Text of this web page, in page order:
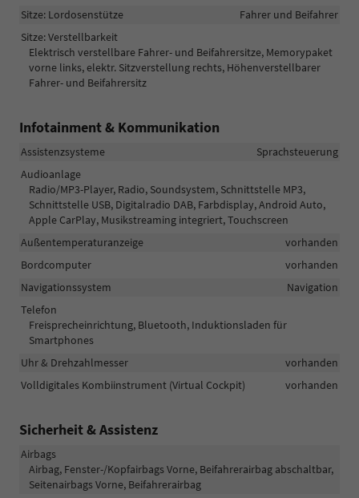
Sitze: Lordosenstütze
Fahrer und Beifahrer
Sitze: Verstellbarkeit
Elektrisch verstellbare Fahrer- und Beifahrersitze, Memorypaket
vorne links, elektr. Sitzverstellung rechts, Höhenverstellbarer
Fahrer- und Beifahrersitz
Infotainment & Kommunikation
Assistenzsysteme
Sprachsteuerung
Audioanlage
Radio/MP3-Player, Radio, Soundsystem, Schnittstelle MP3,
Schnittstelle USB, Digitalradio DAB, Farbdisplay, Android Auto,
Apple CarPlay, Musikstreaming integriert, Touchscreen
Außentemperaturanzeige
vorhanden
Bordcomputer
vorhanden
Navigationssystem
Navigation
Telefon
Freisprecheinrichtung, Bluetooth, Induktionsladen für
Smartphones
Uhr & Drehzahlmesser
vorhanden
Volldigitales Kombiinstrument (Virtual Cockpit)
vorhanden
Sicherheit & Assistenz
Airbags
Airbag, Fenster-/Kopfairbags Vorne, Beifahrerairbag abschaltbar,
Seitenairbags Vorne, Beifahrerairbag